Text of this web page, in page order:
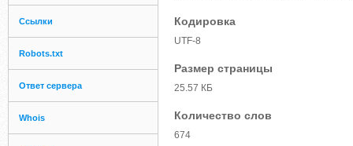
Ссылки
Robots.txt
Ответ сервера
Whois
Кодировка
UTF-8
Размер страницы
25.57 КБ
Количество слов
674